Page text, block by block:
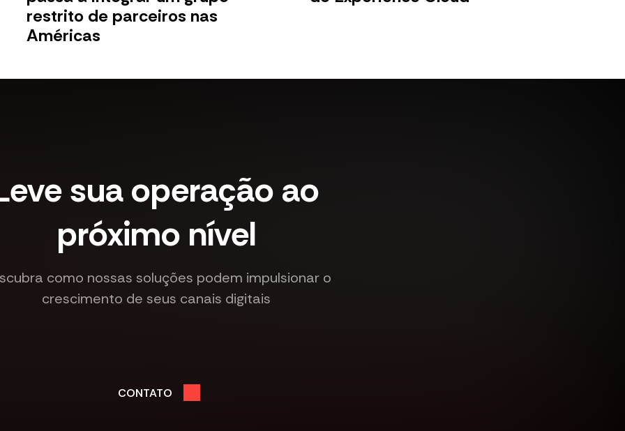
restrito de parceiros nas
Américas
sua operação ao
próximo nível
como nossas soluções podem impulsionar o
crescimento de seus canais digitais
CONTATO